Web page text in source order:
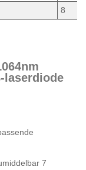
8
laserdiode
7